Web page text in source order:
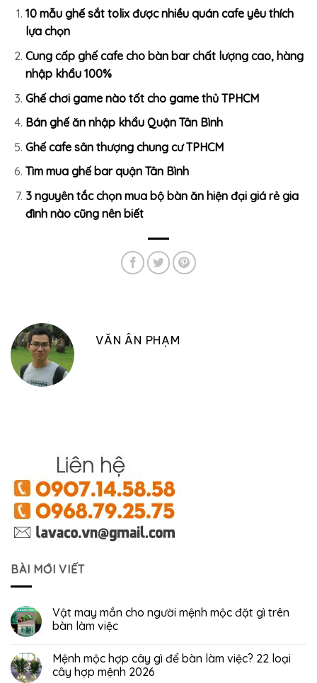
10 mẫu ghế sắt tolix được nhiều quán cafe yêu thích
lựa chọn
Cung cấp ghế cafe cho bàn bar chất lượng cao, hàng
nhập khẩu 100%
Ghế chơi game nào tốt cho game thủ TPHCM
Bán ghế ăn nhập khẩu Quận Tân Bình
Ghế cafe sân thượng chung cư TPHCM
Tìm mua ghế bar quận Tân Bình
3 nguyên tắc chọn mua bộ bàn ăn hiện đại giá rẻ gia
đình nào cũng nên biết
VĂN ÂN PHẠM
BÀI MỚI VIẾT
Vật may mắn cho người mệnh mộc đặt gì trên
bàn làm việc
Mệnh mộc hợp cây gì để bàn làm việc? 22 loại
cây hợp mệnh 2026